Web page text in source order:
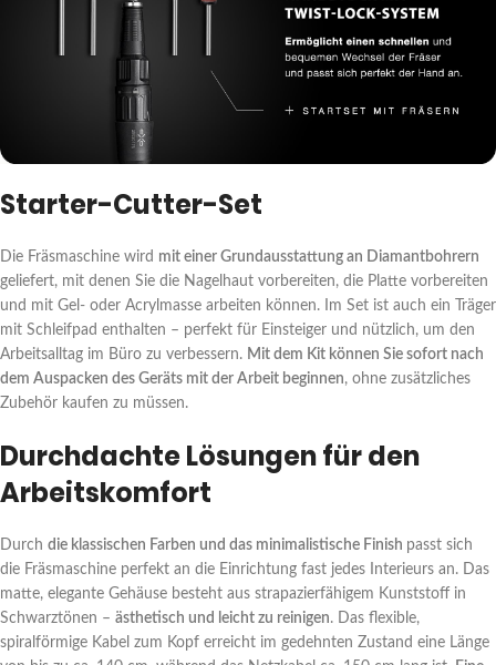
Starter-Cutter-Set
Die Fräsmaschine wird mit einer Grundausstattung an Diamantbohrern
geliefert, mit denen Sie die Nagelhaut vorbereiten, die Platte vorbereiten
und mit Gel- oder Acrylmasse arbeiten können. Im Set ist auch ein Träger
mit Schleifpad enthalten – perfekt für Einsteiger und nützlich, um den
Arbeitsalltag im Büro zu verbessern. Mit dem Kit können Sie sofort nach
dem Auspacken des Geräts mit der Arbeit beginnen, ohne zusätzliches
Zubehör kaufen zu müssen.
Durchdachte Lösungen für den
Arbeitskomfort
Durch die klassischen Farben und das minimalistische Finish passt sich
die Fräsmaschine perfekt an die Einrichtung fast jedes Interieurs an. Das
matte, elegante Gehäuse besteht aus strapazierfähigem Kunststoff in
Schwarztönen – ästhetisch und leicht zu reinigen. Das flexible,
spiralförmige Kabel zum Kopf erreicht im gedehnten Zustand eine Länge